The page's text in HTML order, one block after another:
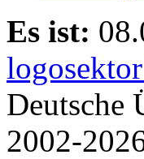
Es ist:
Deutsche
2002-